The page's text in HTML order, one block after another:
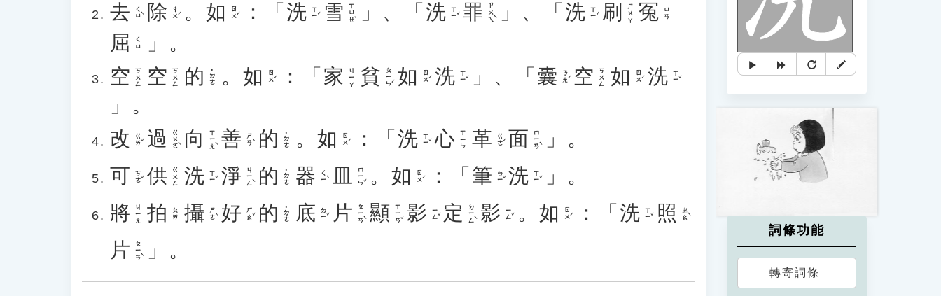
去 ㄑㄩˋ 除 ㄔㄨˊ 。 如 ㄖㄨˊ ：「 洗 ㄒㄧˇ 雪 ㄒㄩㄝˇ 」、「 洗 ㄒㄧˇ 罪 ㄗㄨㄟˋ 」、「 洗 ㄒㄧˇ 刷 ㄕㄨㄚ 冤 ㄩㄢ
屈 ㄑㄩ
」。
空 ㄎㄨㄥ 空 ㄎㄨㄥ 的 ˙ㄉㄜ 。 如 ㄖㄨˊ ：「 家 ㄐㄧㄚ 貧 ㄆㄧㄣˊ 如 ㄖㄨˊ 洗 ㄒㄧˇ 」、「 囊 ㄋㄤˊ 空 ㄎㄨㄥ 如 ㄖㄨˊ 洗 ㄒㄧˇ
」。
改 ㄍㄞˇ 過 ㄍㄨㄛˋ 向 ㄒㄧㄤˋ 善 ㄕㄢˋ 的 ˙ㄉㄜ 。 如 ㄖㄨˊ ：「 洗 ㄒㄧˇ 心 ㄒㄧㄣ 革 ㄍㄜˊ 面 ㄇㄧㄢˋ
」。
可 ㄎㄜˇ 供 ㄍㄨㄥ 洗 ㄒㄧˇ 淨 ㄐㄧㄥˋ 的 ˙ㄉㄜ 器 ㄑㄧˋ 皿 ㄇㄧㄣˇ 。 如 ㄖㄨˊ ：「 筆 ㄅㄧˇ 洗 ㄒㄧˇ
」。
將 ㄐㄧㄤ 拍 ㄆㄞ 攝 ㄕㄜˋ 好 ㄏㄠˇ 的 ˙ㄉㄜ 底 ㄉㄧˇ 片 ㄆㄧㄢˋ 顯 ㄒㄧㄢˇ 影 ㄧㄥˇ 定 ㄉㄧㄥˋ 影 ㄧㄥˇ 。如 ㄖㄨˊ ：「洗 ㄒㄧˇ 照 ㄓㄠˋ
片 ㄆㄧㄢˋ 」。
詞條功能
轉寄詞條